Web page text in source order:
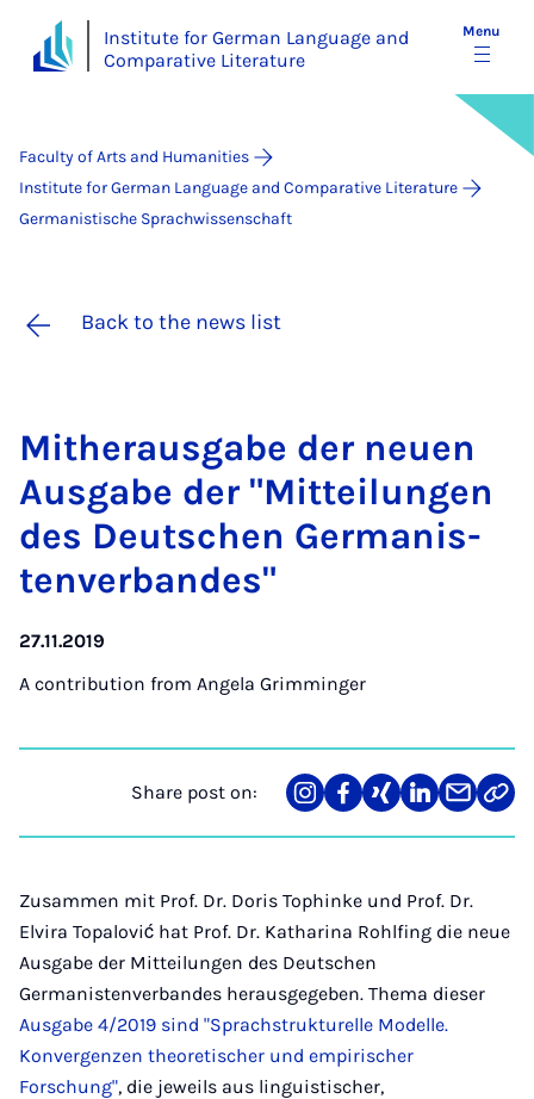
Institute for German Language and
Comparative Literature
Menu
Faculty of Arts and Humanities
Institute for German Language and Comparative Literature
Germanistische Sprachwissenschaft
Back to the news list
Mitheraus­gabe der neuen
Aus­gabe der "Mit­teilun­gen
des Deutschen Ger­man­is­
ten­verb­andes"
27.11.2019
A contribution from Angela Grimminger
Share post on:
Share
on
Teilen
auf
Teilen
auf
Teilen
auf
Teilen
über
Mail
Link
Zusammen mit Prof. Dr. Doris Tophinke und Prof. Dr.
Elvira Topalović hat Prof. Dr. Katharina Rohlfing die neue
Ausgabe der Mitteilungen des Deutschen
Germanistenverbandes herausgegeben. Thema dieser
Ausgabe 4/2019 sind "Sprachstrukturelle Modelle.
Konvergenzen theoretischer und empirischer
Forschung", die jeweils aus linguistischer,